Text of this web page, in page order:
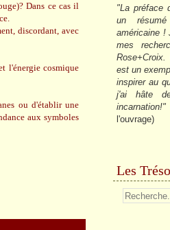
Dans ce cas il
discordant, avec
l'énergie cosmique
ou d'établir une
aux symboles
"La préface
un
américaine !
mes
est un
inspirer au
j'ai hâte
incarnation!"
l'ouvrage)
Les